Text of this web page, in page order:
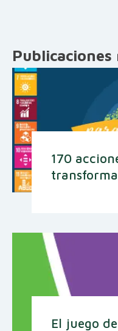
Publicaciones
170
El juego